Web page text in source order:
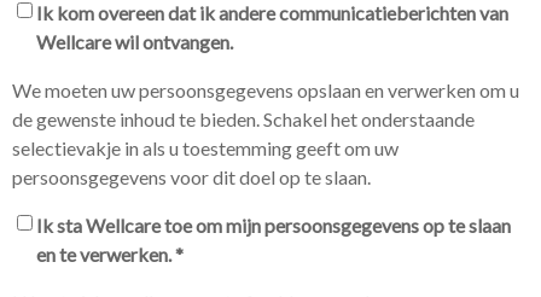
Ik kom overeen dat ik andere communicatieberichten van
Wellcare wil ontvangen.
We moeten uw persoonsgegevens opslaan en verwerken om u
de gewenste inhoud te bieden. Schakel het onderstaande
selectievakje in als u toestemming geeft om uw
persoonsgegevens voor dit doel op te slaan.
Ik sta Wellcare toe om mijn persoonsgegevens op te slaan
en te verwerken.*